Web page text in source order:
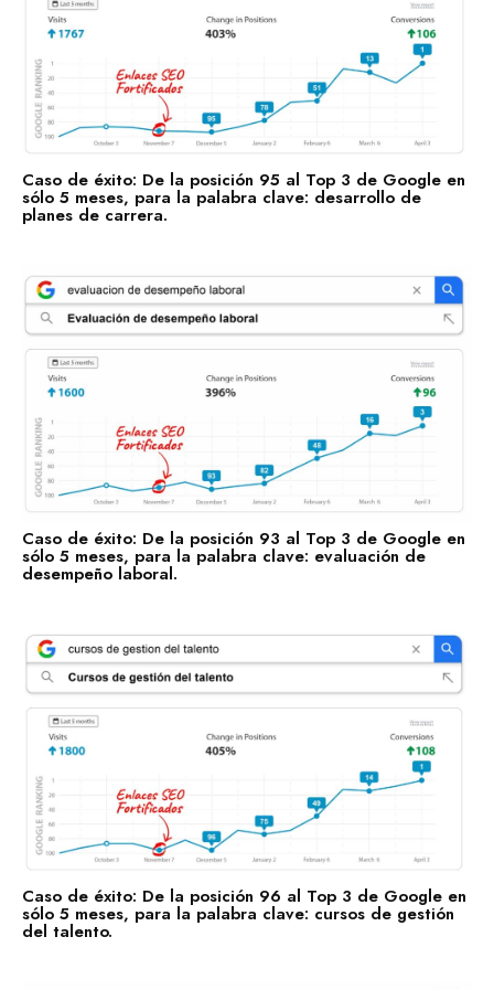
Marquemos tu Norte Juntos.
Estás a punto de sentarte a la mesa con gente que te
ayudará a marcar tu norte, con gente que sí sabe dónde
Caso de éxito: De la posición 95 al Top 3 de Google en
sólo 5 meses, para la palabra clave: desarrollo de
planes de carrera.
Caso de éxito: De la posición 93 al Top 3 de Google en
sólo 5 meses, para la palabra clave: evaluación de
desempeño laboral.
Caso de éxito: De la posición 96 al Top 3 de Google en
sólo 5 meses, para la palabra clave: cursos de gestión
del talento.